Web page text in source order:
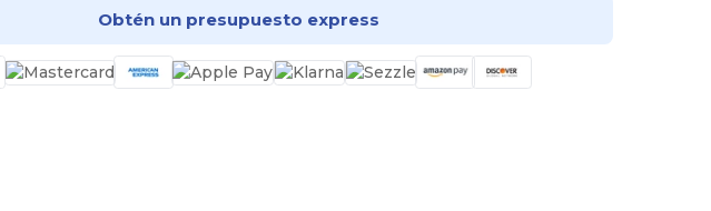
Obtén un presupuesto express